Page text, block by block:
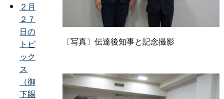
〔写真〕伝達後知事と記念撮影
２月
２７
日の
トピ
ック
ス
（御
下賜